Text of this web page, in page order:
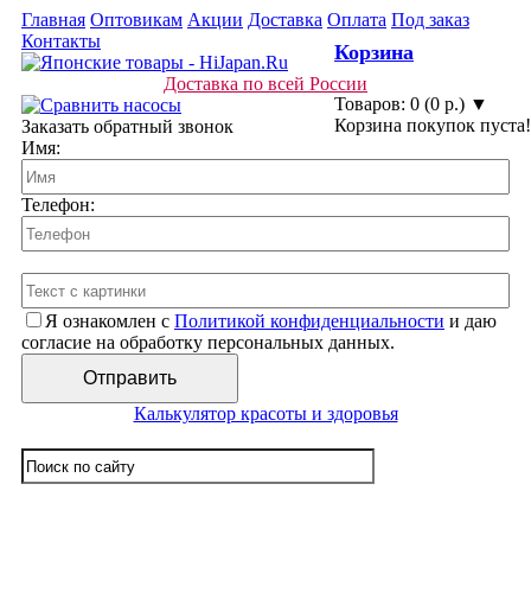
Главная Оптовикам Акции Доставка Оплата Под заказ
Контакты
Доставка по всей России
Корзина
Товаров: 0 (0 р.) ▼
Корзина покупок пуста!
Заказать обратный звонок
Имя:
Телефон:
Я ознакомлен с Политикой конфиденциальности и даю
согласие на обработку персональных данных.
Калькулятор красоты и здоровья